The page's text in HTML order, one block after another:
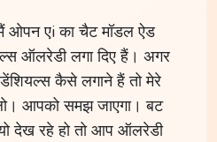
ओपन एi का चैट मॉडल ऐड
ऑलरेडी लगा दिए हैं। अगर
कैसे लगाने हैं तो मेरे
आपको समझ जाएगा। बट
देख रहे हो तो आप ऑलरेडी